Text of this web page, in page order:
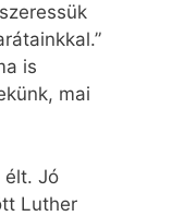
is
mai
élt. Jó
Luther